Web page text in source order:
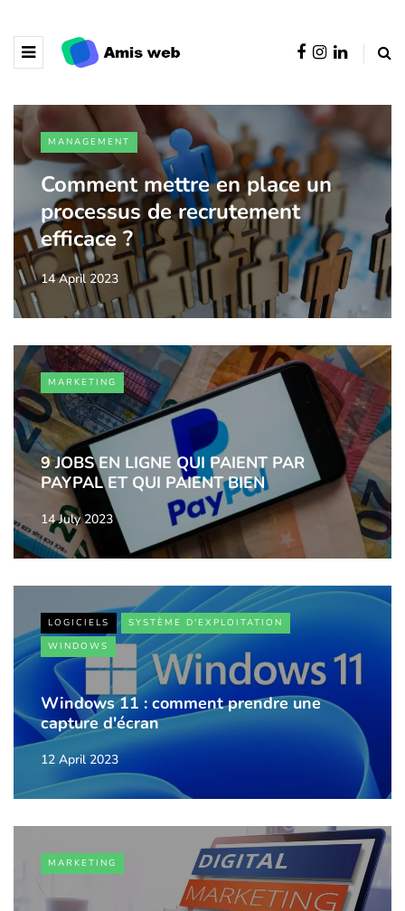
MANAGEMENT
Comment mettre en place un
processus de recrutement
efficace ?
14 April 2023
MARKETING
9 JOBS EN LIGNE QUI PAIENT PAR
PAYPAL ET QUI PAIENT BIEN
14 July 2023
LOGICIELS
SYSTÈME D'EXPLOITATION
WINDOWS
Windows 11 : comment prendre une
capture d'écran
12 April 2023
MARKETING